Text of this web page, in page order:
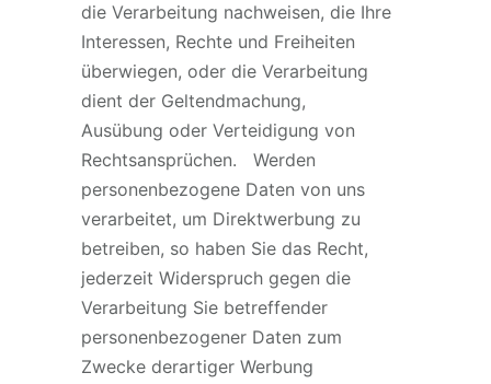
die Verarbeitung nachweisen, die Ihre
Interessen, Rechte und Freiheiten
überwiegen, oder die Verarbeitung
dient der Geltendmachung,
Ausübung oder Verteidigung von
Rechtsansprüchen. Werden
personenbezogene Daten von uns
verarbeitet, um Direktwerbung zu
betreiben, so haben Sie das Recht,
jederzeit Widerspruch gegen die
Verarbeitung Sie betreffender
personenbezogener Daten zum
Zwecke derartiger Werbung